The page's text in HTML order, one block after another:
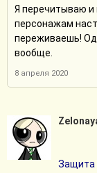
Я перечитываю и
персонажам
переживаешь!
вообще.
8 апреля 2020
Защита